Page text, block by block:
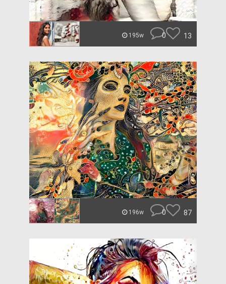
195w 0 13
196w 0 87